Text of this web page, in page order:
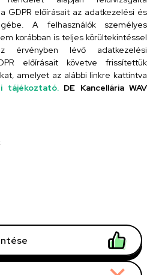
GDPR előírásait az adatkezelési és
A felhasználók személyes
korábban is teljes körültekintéssel
érvényben lévő adatkezelési
előírásait követve frissítettük
amelyet az alábbi linkre kattintva
tájékoztató. DE Kancellária WAV